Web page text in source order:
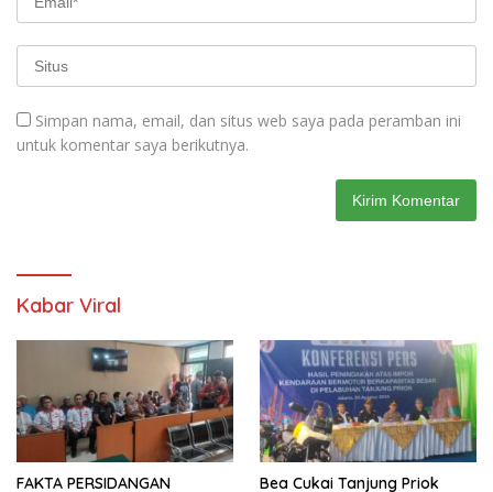
Simpan nama, email, dan situs web saya pada peramban ini
untuk komentar saya berikutnya.
Kabar Viral
FAKTA PERSIDANGAN Bea Cukai Tanjung Priok